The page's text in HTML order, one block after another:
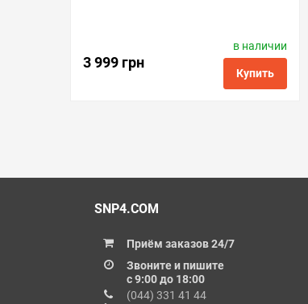
3 999 грн
в наличии
Купить
Barva
Код товара:
re.c13t41f
SNP4.COM
Приём заказов 24/7
Звоните и пишите
с 9:00 до 18:00
(044) 331 41 44